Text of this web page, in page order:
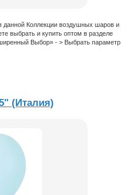
данной Коллекции воздушных шаров и
выбрать и купить оптом в разделе
Выбор» - > Выбрать параметр
(Италия)